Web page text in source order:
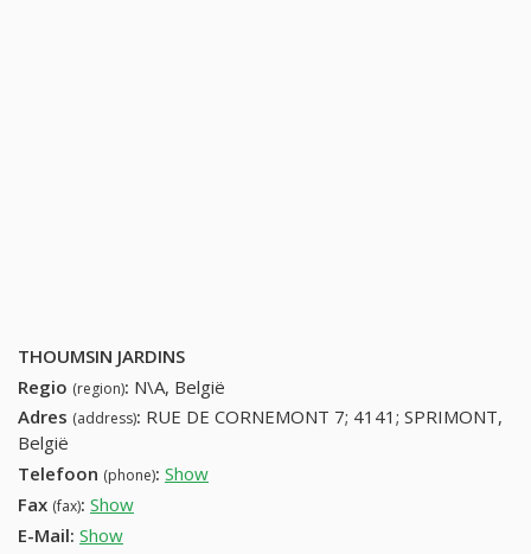
THOUMSIN JARDINS
Regio (region): N\A, België
Adres (address): RUE DE CORNEMONT 7; 4141; SPRIMONT,
België
Telefoon (phone): Show
Fax (fax): Show
E-Mail: Show